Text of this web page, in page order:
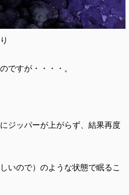
ですが・・・・。
ジッパーが上がらず、結果再度
いので）のような状態で眠るこ